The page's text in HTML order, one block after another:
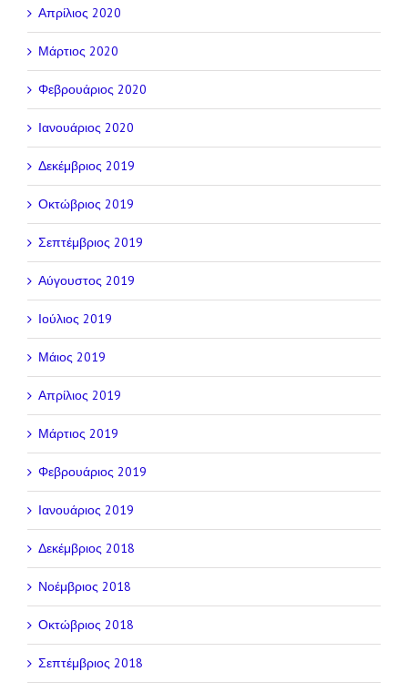
Απρίλιος 2020
Μάρτιος 2020
Φεβρουάριος 2020
Ιανουάριος 2020
Δεκέμβριος 2019
Οκτώβριος 2019
Σεπτέμβριος 2019
Αύγουστος 2019
Ιούλιος 2019
Μάιος 2019
Απρίλιος 2019
Μάρτιος 2019
Φεβρουάριος 2019
Ιανουάριος 2019
Δεκέμβριος 2018
Νοέμβριος 2018
Οκτώβριος 2018
Σεπτέμβριος 2018